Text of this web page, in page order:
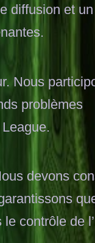
diffusion et
Nous
problèmes
devons
contrôle de